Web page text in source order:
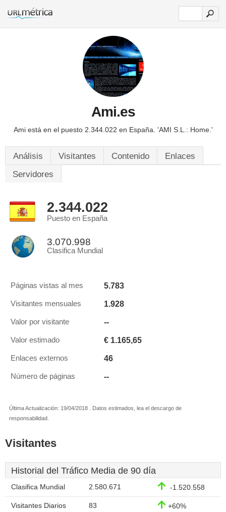
Ami.es
Ami está en el puesto 2.344.022 en España. 'AMI S.L.: Home.'
Análisis Visitantes Contenido
Enlaces
Servidores
2.344.022
Puesto en España
3.070.998
Clasifica Mundial
Páginas vistas al mes 5.783
Visitantes mensuales 1.928
Valor por visitante --
Valor estimado € 1.165,65
Enlaces externos 46
Número de páginas --
Última Actualización: 19/04/2018 . Datos estimados, lea el descargo de
responsabilidad.
Visitantes
Historial del Tráfico Media de 90 día
Clasifica Mundial 2.580.671 -1.520.558
Visitantes Diarios 83 +60%